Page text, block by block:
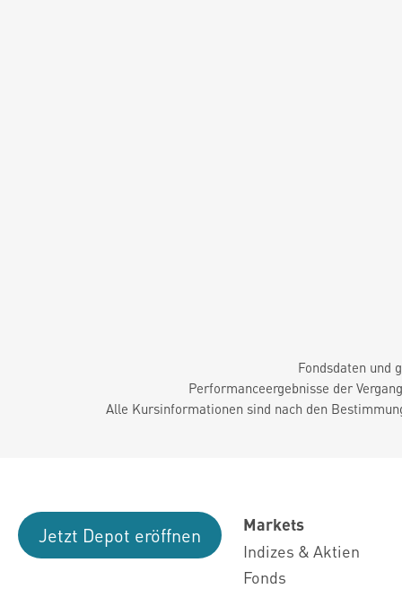
Fondsdaten und
Performanceergebnisse der
Alle Kursinformationen sind nach den
Jetzt Depot eröffnen
Markets
Indizes & Aktien
Fonds